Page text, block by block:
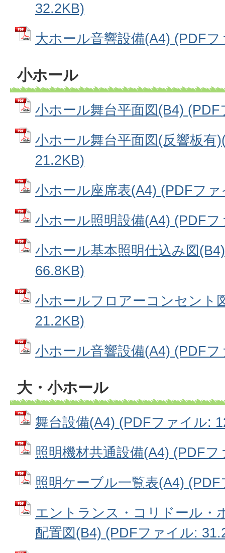
32.2KB)
大ホール音響設備(A4) (PDF
小ホール
小ホール舞台平面図(B4)
小ホール舞台平面図(反響板有
21.2KB)
小ホール座席表(A4) (PDFフ
小ホール照明設備(A4) (PDF
小ホール基本照明仕込み図
66.8KB)
小ホールフロアーコンセント
21.2KB)
小ホール音響設備(A4) (PDF
大・小ホール
舞台設備(A4) (PDFファイル:
照明機材共通設備(A4) (PDF
照明ケーブル一覧表(A4)
エントランス・コリドール
配置図(B4) (PDFファイル: